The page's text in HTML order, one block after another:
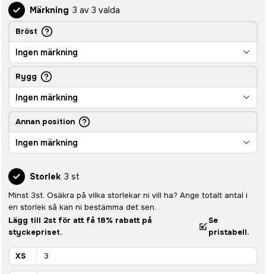
Märkning 3 av 3 valda
Bröst
Ingen märkning
Rygg
Ingen märkning
Annan position
Ingen märkning
Storlek 3 st
Minst 3st. Osäkra på vilka storlekar ni vill ha? Ange totalt antal i
en storlek så kan ni bestämma det sen.
Lägg till 2st för att få 18% rabatt på
styckepriset.
Se
pristabell.
XS